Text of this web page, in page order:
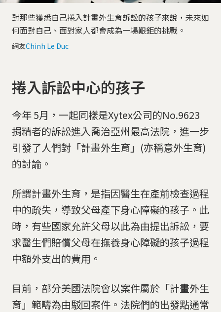
對那些獲悉自己捲入計畫外生育訴訟的孩子來說，未來如
何面對自己、面對家人都會成為一場艱鉅的挑戰。
網友Chinh Le Duc
捲入訴訟中心的孩子
今年 5月，一起同樣是Xytex公司的No.9623
捐精者的訴訟進入喬治亞州最高法院，進一步
引發了人們對「計畫外生育」(亦稱意外生育)
的討論。
所謂計畫外生育，是指因醫生在產前檢查過程
中的疏失，導致父母產下身心障礙的孩子。此
時，有些國家允許父母以此為由提出訴訟，要
求醫生們賠償父母在撫養身心障礙的孩子過程
中額外支出的費用。
目前，部分美國法院會以案件屬於「計畫外生
育」範疇為由駁回案件。法院們的出發點通常